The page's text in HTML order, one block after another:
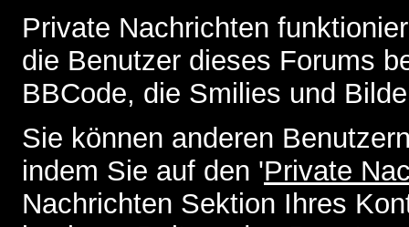
Private Nachrichten
die Benutzer dieses Forums
BBCode, die Smilies und
Sie können anderen
indem Sie auf den 'Private
Nachrichten Sektion Ihres